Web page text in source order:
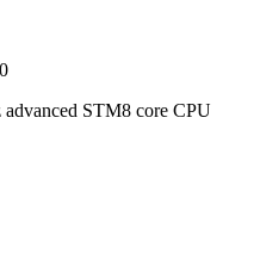
STM8 core CPU